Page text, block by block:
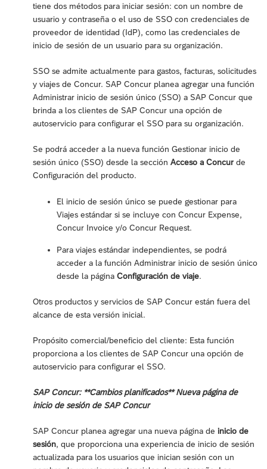
tiene dos métodos para iniciar sesión: con un nombre de
usuario y contraseña o el uso de SSO con credenciales de
proveedor de identidad (IdP), como las credenciales de
inicio de sesión de un usuario para su organización.
SSO se admite actualmente para gastos, facturas, solicitudes
y viajes de Concur. SAP Concur planea agregar una función
Administrar inicio de sesión único (SSO) a SAP Concur que
brinda a los clientes de SAP Concur una opción de
autoservicio para configurar el SSO para su organización.
Se podrá acceder a la nueva función Gestionar inicio de
sesión único (SSO) desde la sección Acceso a Concur de
Configuración del producto.
El inicio de sesión único se puede gestionar para
Viajes estándar si se incluye con Concur Expense,
Concur Invoice y/o Concur Request.
Para viajes estándar independientes, se podrá
acceder a la función Administrar inicio de sesión único
desde la página Configuración de viaje.
Otros productos y servicios de SAP Concur están fuera del
alcance de esta versión inicial.
Propósito comercial/beneficio del cliente: Esta función
proporciona a los clientes de SAP Concur una opción de
autoservicio para configurar el SSO.
SAP Concur: **Cambios planificados** Nueva página de
inicio de sesión de SAP Concur
SAP Concur planea agregar una nueva página de inicio de
sesión, que proporciona una experiencia de inicio de sesión
actualizada para los usuarios que inician sesión con un